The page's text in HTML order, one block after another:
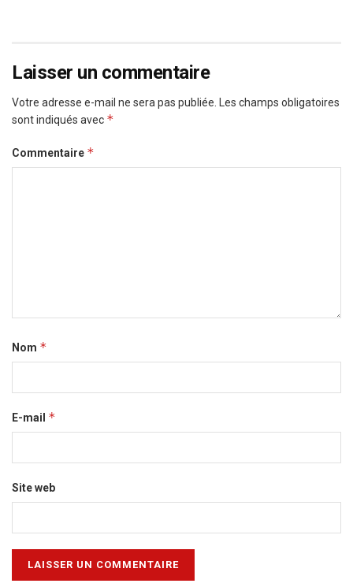
Laisser un commentaire
Votre adresse e-mail ne sera pas publiée. Les champs obligatoires
sont indiqués avec *
Commentaire *
Nom *
E-mail *
Site web